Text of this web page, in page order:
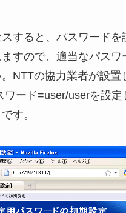
すると、パスワードを
すので、適当なパスワ
NTTの協力業者が設置
ワード=user/userを設定
す。